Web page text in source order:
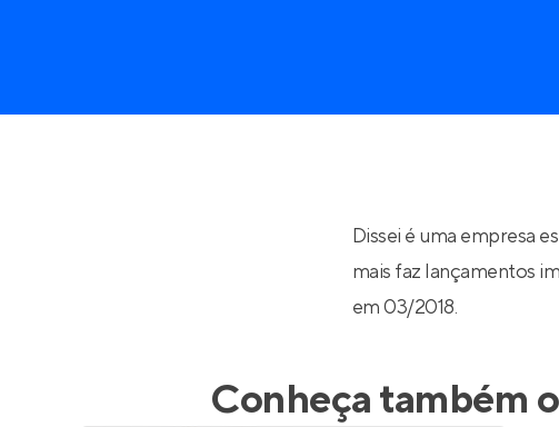
Anunciar Imóveis
Dissei é uma empresa
mais faz lançamentos
em 03/2018.
Conheça também